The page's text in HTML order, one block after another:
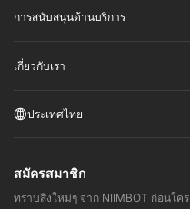
การสนับสนุนด้านบริการ
เกี่ยวกับเรา
ประเทศไทย
สมัครสมาชิก
ทราบสิ่งใหม่ๆ จาก NIIMBOT ก่อนใคร